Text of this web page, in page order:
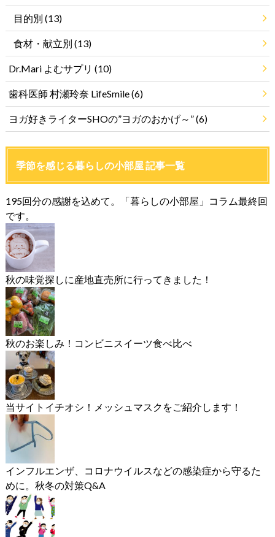
目的別 (13)
食材・献立別 (13)
Dr.Mari よむサプリ (10)
歯科医師 村瀬玲奈 LifeSmile(6)
ヨガ好きライターSHOの”ヨガのおかげ～”(6)
季節を感じる暮らしの小部屋 記事一覧
195回分の感謝を込めて。「暮らしの小部屋」コラム最終回
です。
秋の味覚探しに産地直売所に行ってきました！
秋のお楽しみ！コンビニスイーツ食べ比べ
当サイトイチオシ！メッシュマスクをご紹介します！
インフルエンザ、コロナウイルスなどの感染症から守るた
めに。秋冬の対策Q&A